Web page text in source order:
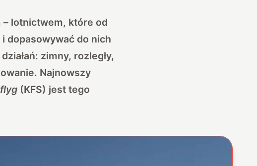
– lotnictwem, które od
dopasowywać do nich
zimny, rozległy,
Najnowszy
(KFS) jest tego